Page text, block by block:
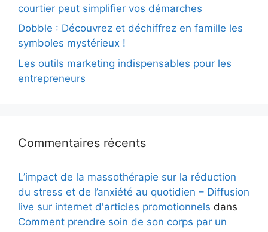
courtier peut simplifier vos démarches
Dobble : Découvrez et déchiffrez en famille les
symboles mystérieux !
Les outils marketing indispensables pour les
entrepreneurs
Commentaires récents
L’impact de la massothérapie sur la réduction
du stress et de l’anxiété au quotidien – Diffusion
live sur internet d'articles promotionnels dans
Comment prendre soin de son corps par un